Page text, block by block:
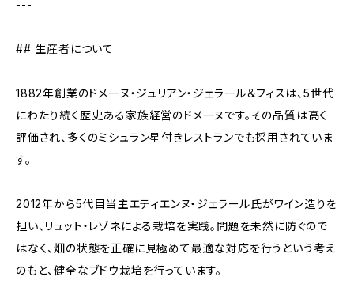
---
## 生産者について
1882年創業のドメーヌ・ジュリアン・ジェラール＆フィスは、5世代
にわたり続く歴史ある家族経営のドメーヌです。その品質は高く
評価され、多くのミシュラン星付きレストランでも採用されていま
す。
2012年から5代目当主エティエンヌ・ジェラール氏がワイン造りを
担い、リュット・レゾネによる栽培を実践。問題を未然に防ぐので
はなく、畑の状態を正確に見極めて最適な対応を行うという考え
のもと、健全なブドウ栽培を行っています。